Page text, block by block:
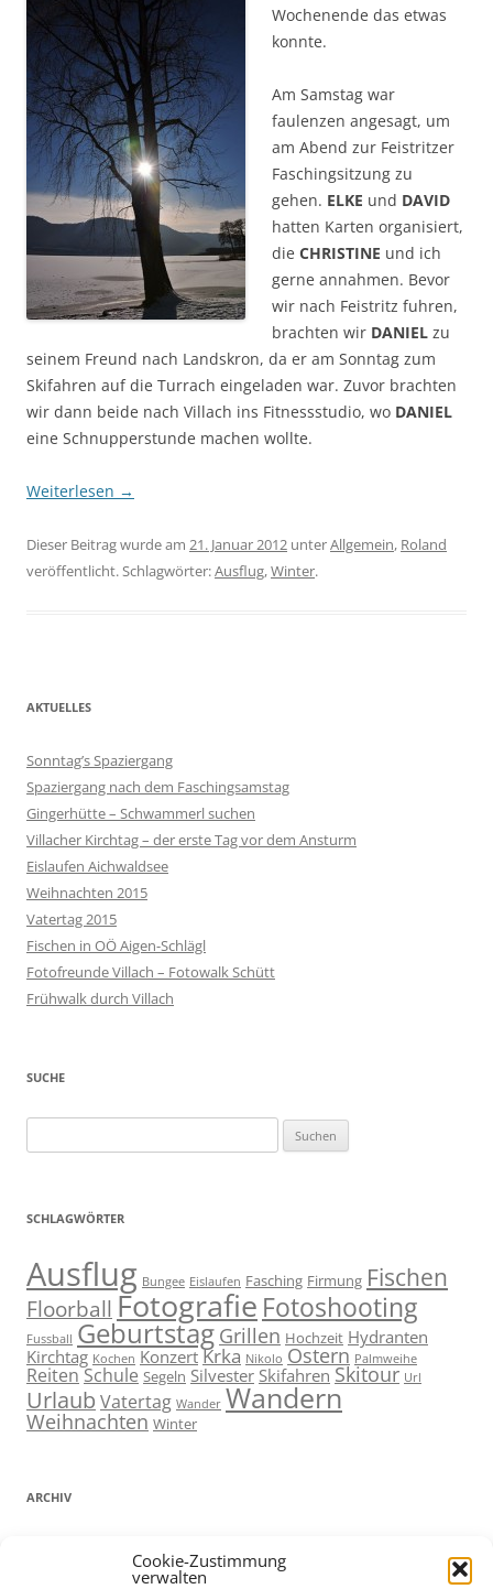
Cookie-Zustimmung
verwalten
Wochenende das etwas
konnte.
Am Samstag war
faulenzen angesagt, um
am Abend zur Feistritzer
Faschingsitzung zu
gehen. ELKE und DAVID
hatten Karten organisiert,
die CHRISTINE und ich
gerne annahmen. Bevor
wir nach Feistritz fuhren,
brachten wir DANIEL zu
seinem Freund nach Landskron, da er am Sonntag zum
Skifahren auf die Turrach eingeladen war. Zuvor brachten
wir dann beide nach Villach ins Fitnessstudio, wo DANIEL
eine Schnupperstunde machen wollte.
Weiterlesen →
Dieser Beitrag wurde am 21. Januar 2012 unterAllgemein, Roland
veröffentlicht. Schlagwörter:Ausflug,Winter.
AKTUELLES
Sonntag’s Spaziergang
Spaziergang nach dem Faschingsamstag
Gingerhütte – Schwammerl suchen
Villacher Kirchtag – der erste Tag vor dem Ansturm
Eislaufen Aichwaldsee
Weihnachten 2015
Vatertag 2015
Fischen in OÖ Aigen-Schlägl
Fotofreunde Villach – Fotowalk Schütt
Frühwalk durch Villach
SUCHE
nach:
SCHLAGWÖRTER
Ausflug Bungee Eislaufen Fasching Firmung Fischen
Floorball Fotografie Fotoshooting
Fussball Geburtstag Grillen Hochzeit Hydranten
Kirchtag Kochen Konzert Krka Nikolo Ostern Palmweihe
Reiten Schule Segeln Silvester Skifahren Skitour Url
Urlaub Vatertag Wander Wandern
Weihnachten Winter
ARCHIV